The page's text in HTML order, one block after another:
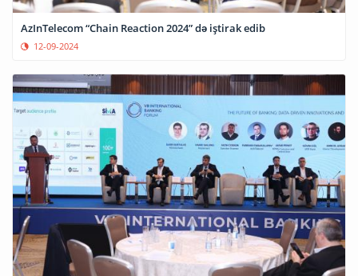
AzInTelecom “Chain Reaction 2024” də iştirak edib
12-09-2024